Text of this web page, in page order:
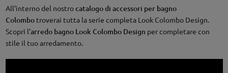
All'interno del nostrocatalogo di accessori per bagno
Colombotroverai tutta la serie completa Look Colombo Design.
Scopri l'arredo bagno Look Colombo Design per completare con
stile il tuo arredamento.